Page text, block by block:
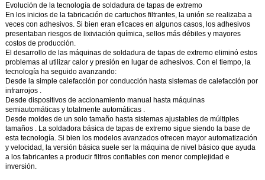
Evolución de la tecnología de soldadura de tapas de extremo
En los inicios de la fabricación de cartuchos filtrantes, la unión se realizaba a
veces con adhesivos. Si bien eran eficaces en algunos casos, los adhesivos
presentaban riesgos de lixiviación química, sellos más débiles y mayores
costos de producción.
El desarrollo de las máquinas de soldadura de tapas de extremoeliminó estos
problemas al utilizar calor y presión en lugar de adhesivos. Con el tiempo, la
tecnología ha seguido avanzando:
Desde la simple calefacción por conducción hasta sistemas de calefacción por
infrarrojos.
Desde dispositivos de accionamiento manual hasta máquinas
semiautomáticas y totalmente automáticas.
Desde moldes de un solo tamaño hasta sistemas ajustables de múltiples
tamaños. La soldadora básica de tapas de extremosigue siendo la base de
esta tecnología. Si bien los modelos avanzados ofrecen mayor automatización
y velocidad, la versión básica suele ser la máquina de nivel básico que ayuda
a los fabricantes a producir filtros confiables con menor complejidad e
inversión.